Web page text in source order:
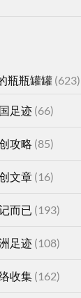
瓶瓶罐罐(623)
足迹(66)
攻略 (85)
文章(16)
而已 (193)
足迹(108)
收集(162)